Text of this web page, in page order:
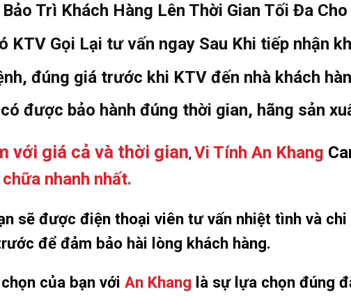
Trì Khách Hàng Lên Thời Gian Tối Đa
KTV Gọi Lại tư vấn ngay Sau Khi tiếp nhận
đúng giá trước khi KTV đến nhà khách
được bảo hành đúng thời gian, hãng sản
với giá cả và thời gian, Vi Tính An Khang
nhanh nhất.
sẽ được điện thoại viên tư vấn nhiệt tình và
để đảm bảo hài lòng khách hàng.
của bạn với An Khang là sự lựa chọn đúng